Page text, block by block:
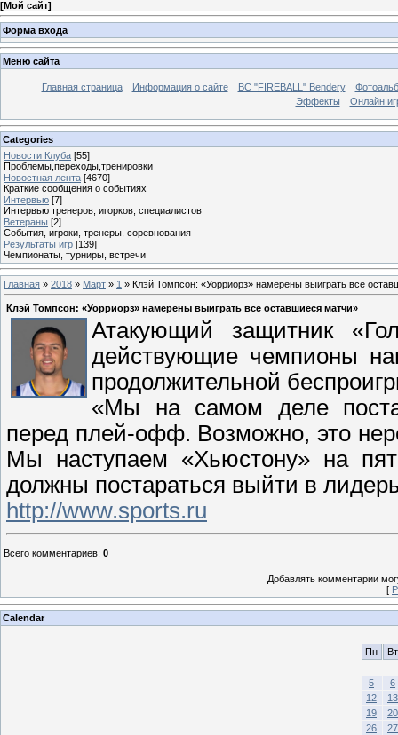
[Мой сайт]
Форма входа
Меню сайта
Главная страница Информация о сайте BC "FIREBALL" Bendery
Эффекты
Онлайн
Categories
Новости Клуба [55]
Проблемы,переходы,тренировки
Новостная лента [4670]
Краткие сообщения о событиях
Интервью [7]
Интервью тренеров, игорков, специалистов
Ветераны [2]
События, игроки, тренеры, соревнования
Результаты игр [139]
Чемпионаты, турниры, встречи
Главная » 2018 » Март » 1 » Клэй Томпсон: «Уорриорз» намерены выиграть все
Клэй Томпсон: «Уорриорз» намерены выиграть все оставшиеся матчи»
Атакующий защитник
действующие чемпионы
продолжительной
«Мы на самом деле
перед плей-офф. Возможно, это
Мы наступаем «Хьюстону» на
должны постараться выйти в
http://www.sports.ru
Всего комментариев: 0
Добавлять комментарии
[
Calendar
Пн Вт
5
6
12
13
19
20
26
27